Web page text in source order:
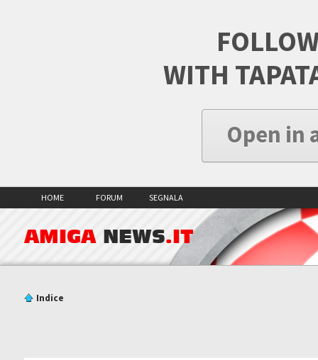
WITH
Open in
HOME FORUM SEGNALA
AMIGA NEWS.IT
Indice